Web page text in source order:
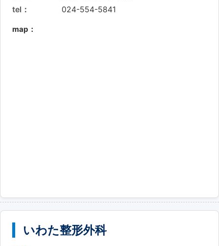
tel：
024-554-5841
map：
いわた整形外科